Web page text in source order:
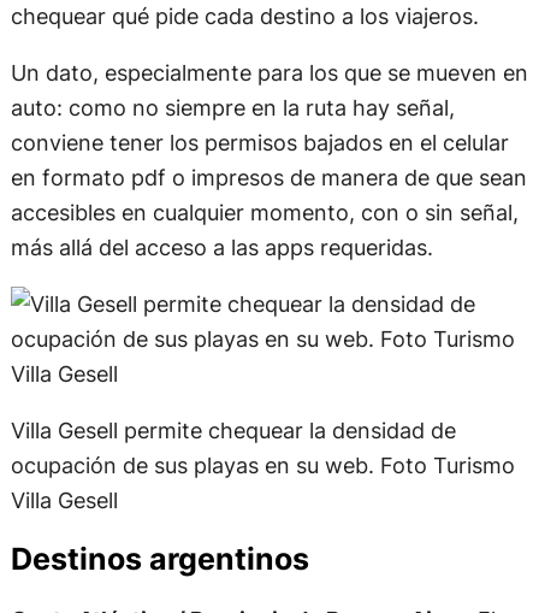
chequear qué pide cada destino a los viajeros.
Un dato, especialmente para los que se mueven en
auto: como no siempre en la ruta hay señal,
conviene tener los permisos bajados en el celular
en formato pdf o impresos de manera de que sean
accesibles en cualquier momento, con o sin señal,
más allá del acceso a las apps requeridas.
Villa Gesell permite chequear la densidad de
ocupación de sus playas en su web. Foto Turismo
Villa Gesell
Destinos argentinos